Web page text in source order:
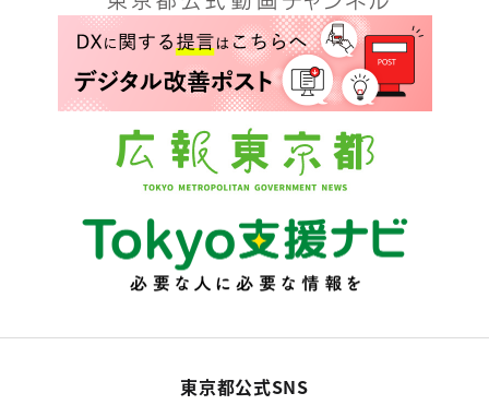
東京都公式SNS